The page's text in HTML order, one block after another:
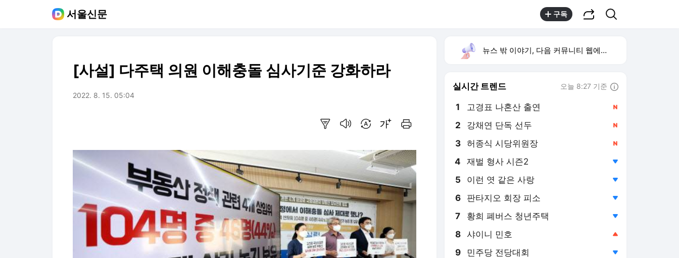
서울신문 구독
[사설] 다주택 의원 이해충돌 심사기준 강화하라
2022. 8. 15. 05:04
뉴스 밖 이야기, 다음 커뮤니티 웹에서 보기
실시간 트렌드 오늘 8:27 기준
1 고경표 나혼산 출연
2 강채연 단독 선두
3 허종식 시당위원장
4 재벌 형사 시즌2
5 이런 엿 같은 사랑
6 판타지오 회장 피소
7 황희 폐버스 청년주택
8 샤이니 민호
9 민주당 전당대회